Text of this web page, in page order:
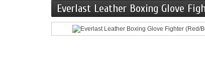
Everlast Leather Boxing Glove